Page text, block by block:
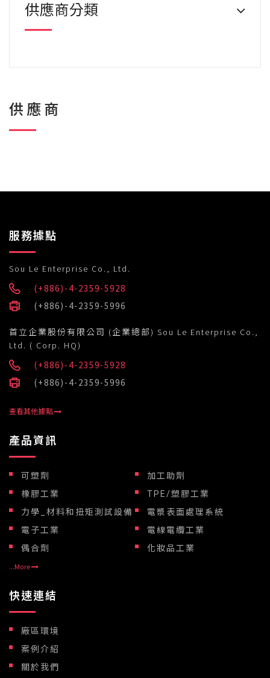
供應商分類
供應商
服務據點
Sou Le Enterprise Co., Ltd.
(+886)-4-2359-5928
(+886)-4-2359-5996
首立企業股份有限公司 (企業總部) Sou Le Enterprise Co.,
Ltd. ( Corp. HQ)
(+886)-4-2359-5928
(+886)-4-2359-5996
查看其他據點
產品資訊
可塑劑
加工助劑
橡膠工業
TPE/塑膠工業
力學_材料和扭矩測試設備
電漿表面處理系統
電子工業
電線電纜工業
偶合劑
化妝品工業
...More
快速連結
廠區環境
案例介紹
關於我們